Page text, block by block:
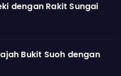
dengan Rakit Sungai
Bukit Suoh dengan